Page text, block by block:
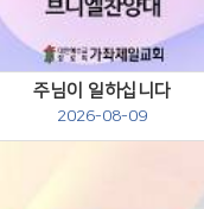
주님이 일하십니다
2026-08-09